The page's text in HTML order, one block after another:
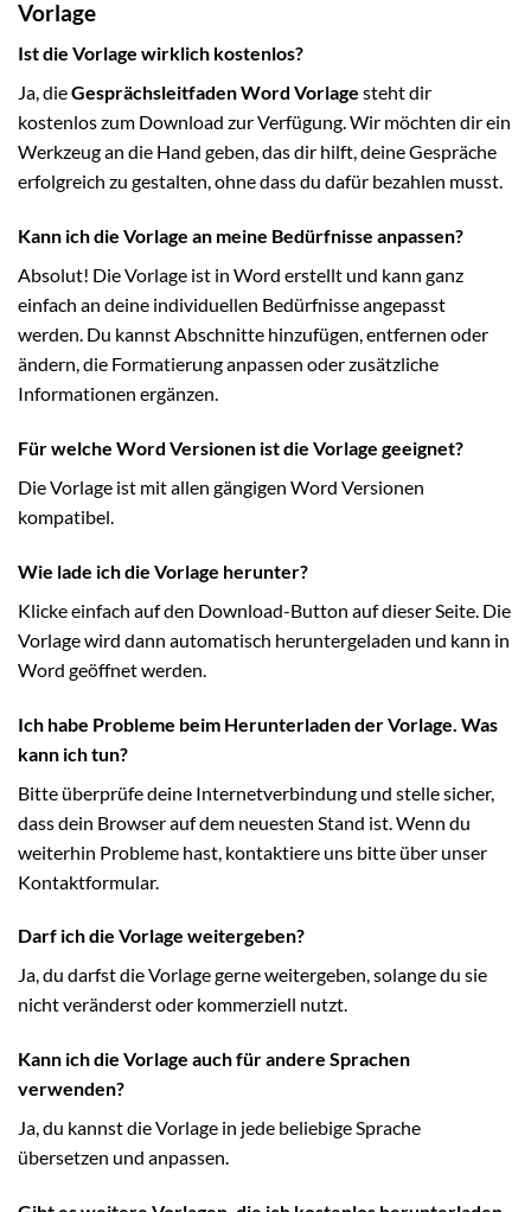
Vorlage
Ist die Vorlage wirklich kostenlos?
Ja, dieGesprächsleitfaden Word Vorlage steht dir
kostenlos zum Download zur Verfügung. Wir möchten dir ein
Werkzeug an die Hand geben, das dir hilft, deine Gespräche
erfolgreich zu gestalten, ohne dass du dafür bezahlen musst.
Kann ich die Vorlage an meine Bedürfnisse anpassen?
Absolut! Die Vorlage ist in Word erstellt und kann ganz
einfach an deine individuellen Bedürfnisse angepasst
werden. Du kannst Abschnitte hinzufügen, entfernen oder
ändern, die Formatierung anpassen oder zusätzliche
Informationen ergänzen.
Für welche Word Versionen ist die Vorlage geeignet?
Die Vorlage ist mit allen gängigen Word Versionen
kompatibel.
Wie lade ich die Vorlage herunter?
Klicke einfach auf den Download-Button auf dieser Seite. Die
Vorlage wird dann automatisch heruntergeladen und kann in
Word geöffnet werden.
Ich habe Probleme beim Herunterladen der Vorlage. Was
kann ich tun?
Bitte überprüfe deine Internetverbindung und stelle sicher,
dass dein Browser auf dem neuesten Stand ist. Wenn du
weiterhin Probleme hast, kontaktiere uns bitte über unser
Kontaktformular.
Darf ich die Vorlage weitergeben?
Ja, du darfst die Vorlage gerne weitergeben, solange du sie
nicht veränderst oder kommerziell nutzt.
Kann ich die Vorlage auch für andere Sprachen
verwenden?
Ja, du kannst die Vorlage in jede beliebige Sprache
übersetzen und anpassen.